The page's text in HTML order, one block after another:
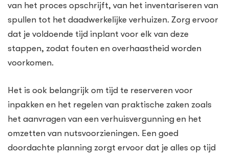
van het proces opschrijft, van het inventariseren van
spullen tot het daadwerkelijke verhuizen. Zorg ervoor
dat je voldoende tijd inplant voor elk van deze
stappen, zodat fouten en overhaastheid worden
voorkomen.
Het is ook belangrijk om tijd te reserveren voor
inpakken en het regelen van praktische zaken zoals
het aanvragen van een verhuisvergunning en het
omzetten van nutsvoorzieningen. Een goed
doordachte planning zorgt ervoor dat je alles op tijd